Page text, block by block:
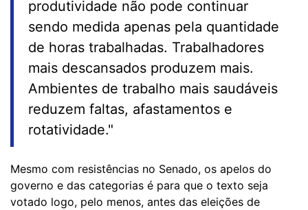
produtividade não pode continuar
sendo medida apenas pela quantidade
de horas trabalhadas. Trabalhadores
mais descansados produzem mais.
Ambientes de trabalho mais saudáveis
reduzem faltas, afastamentos e
rotatividade."
Mesmo com resistências no Senado, os apelos do
governo e das categorias é para que o texto seja
votado logo, pelo menos, antes das eleições de